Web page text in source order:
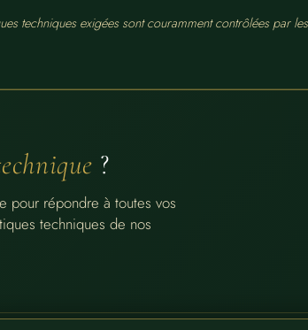
techniques exigées sont couramment contrôlées par
?
pour répondre à toutes vos
techniques de nos